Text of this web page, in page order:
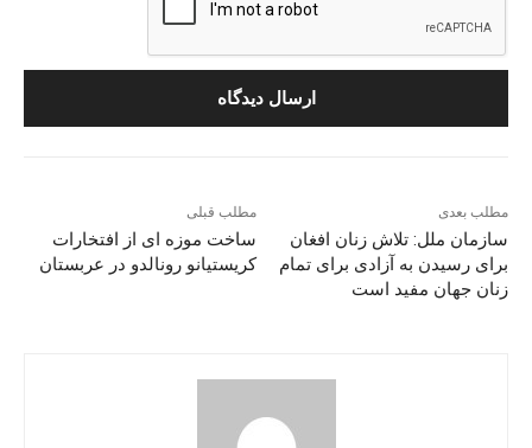
مطلب قبلی
ساخت موزه ای از افتخارات
کریستیانو رونالدو در عربستان
مطلب بعدی
سازمان ملل: تلاش زنان افغان
برای رسیدن به آزادی برای تمام
زنان جهان مفید است